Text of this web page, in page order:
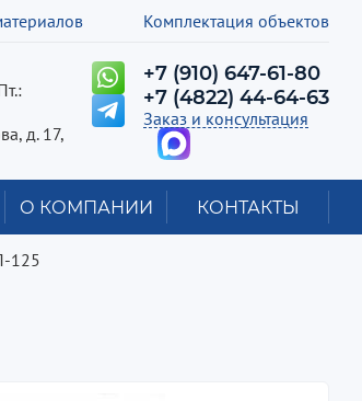
Комплектация объектов
д. 17,
+7 (910) 647-61-80
+7 (4822) 44-64-63
Заказ и консультация
О КОМПАНИИ КОНТАКТЫ
125